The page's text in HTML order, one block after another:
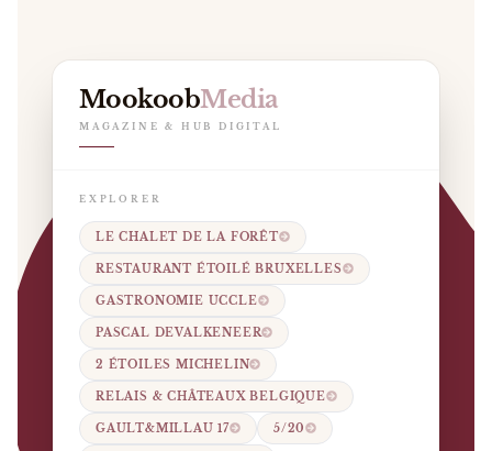
MookoobMedia
MAGAZINE & HUB DIGITAL
EXPLORER
LE CHALET DE LA FORÊT
RESTAURANT ÉTOILÉ BRUXELLES
GASTRONOMIE UCCLE
PASCAL DEVALKENEER
2 ÉTOILES MICHELIN
RELAIS & CHÂTEAUX BELGIQUE
GAULT&MILLAU 17 5/20